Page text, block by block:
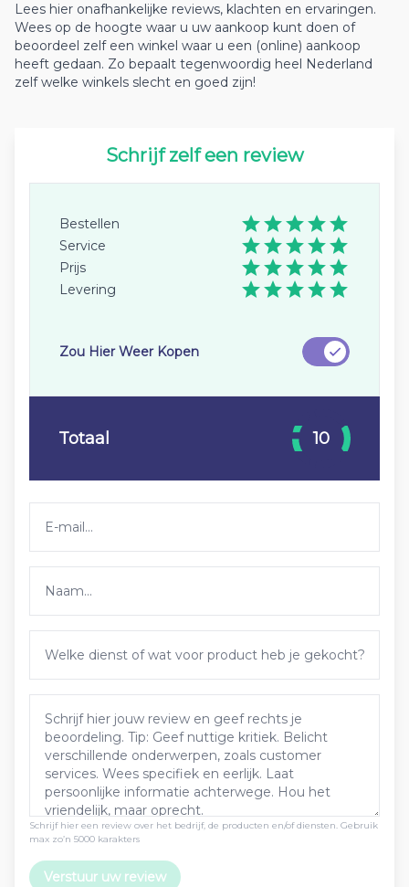
Lees hier onafhankelijke reviews, klachten en ervaringen.
Wees op de hoogte waar u uw aankoop kunt doen of
beoordeel zelf een winkel waar u een (online) aankoop
heeft gedaan. Zo bepaalt tegenwoordig heel Nederland
zelf welke winkels slecht en goed zijn!
Schrijf zelf een review
Schrijf hier een review over het bedrijf, de producten en/of diensten. Gebruik
max zo’n 5000 karakters
Verstuur uw review
Bestellen
Service
Prijs
Levering
Zou Hier Weer Kopen
Totaal 10